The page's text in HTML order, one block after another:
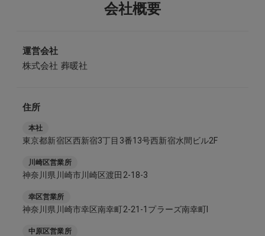
会社概要
運営会社
株式会社 葬暖社
住所
本社
東京都新宿区西新宿3丁目3番13号西新宿水間ビル2F
川崎区営業所
神奈川県川崎市川崎区渡田2-18-3
幸区営業所
神奈川県川崎市幸区南幸町2-21-1プラーズ南幸町Ⅰ
中原区営業所